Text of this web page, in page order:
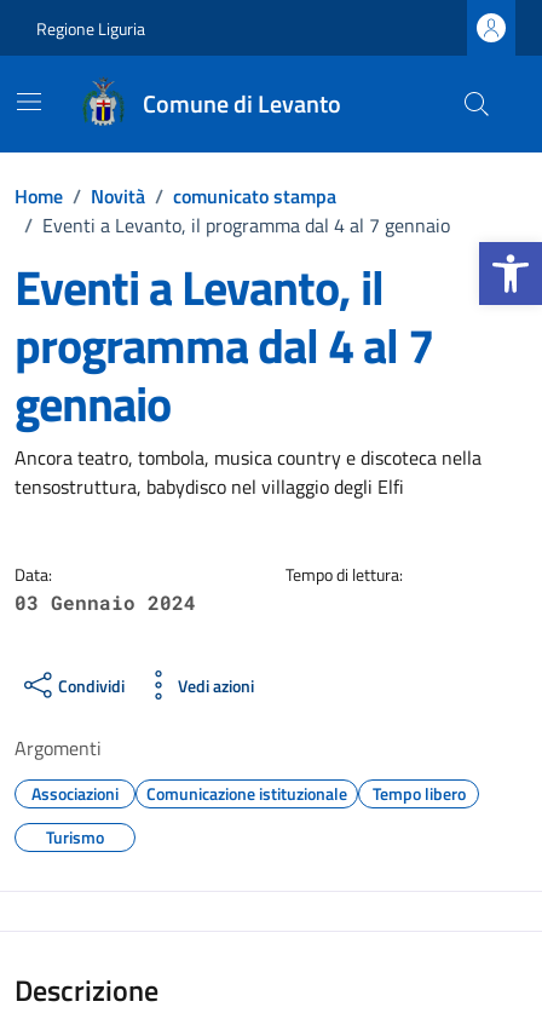
Apri la
Regione Liguria
Comune di Levanto
Home / Novità / comunicato stampa
/ Eventi a Levanto, il programma dal 4 al 7 gennaio
Eventi a Levanto, il
programma dal 4 al 7
gennaio
Dettagli della notizia
Ancora teatro, tombola, musica country e discoteca nella
tensostruttura, babydisco nel villaggio degli Elfi
Data:
03 Gennaio 2024
Tempo di lettura:
Condividi Vedi azioni
Argomenti
Associazioni Comunicazione istituzionale
Tempo libero
Turismo
Descrizione